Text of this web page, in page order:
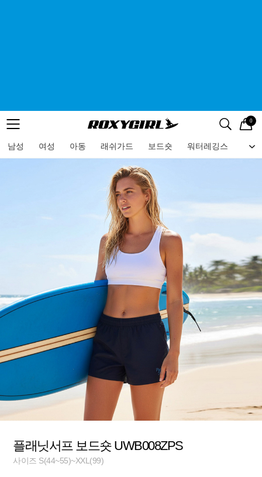
메뉴 검색
로고 0
남성 여성 아동 래쉬가드 보드숏 워터레깅스 비
메뉴
플래닛서프 보드숏 UWB008ZPS
사이즈 S(44~55)~XXL(99)